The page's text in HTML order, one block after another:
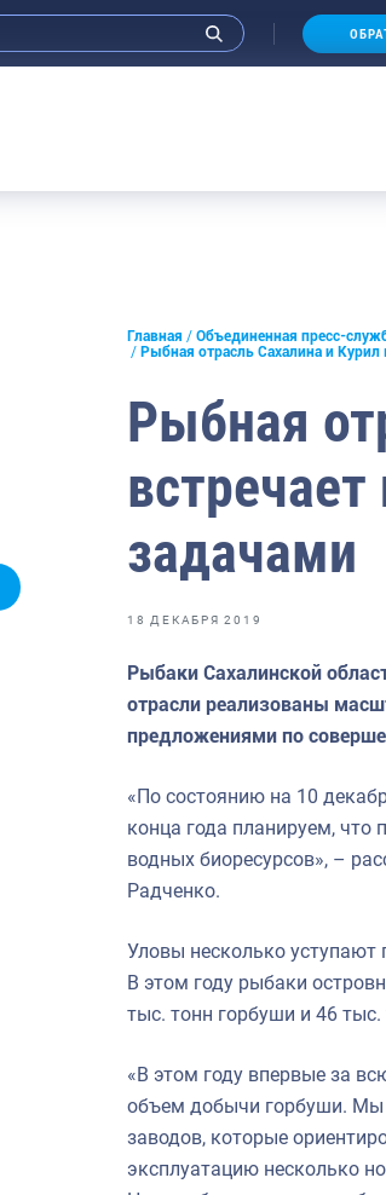
Анонсы
Выставки и конференции
Рыбоохрана России
Отрасль в цифрах
Инфографика
Большая африканская экспедиция
Укрепление духовно-нравственных
Главная Объединенная пресс-
Рыбная отрасль Сахалина и
Рыбная
задачами
18 ДЕКАБРЯ 2019
Рыбаки Сахалинской
отрасли реализованы
предложениями по
«По состоянию на 10
конца года планируем, что
водных биоресурсов», –
Радченко.
Уловы несколько уступают
В этом году рыбаки
тыс. тонн горбуши и 46 тыс.
«В этом году впервые за
объем добычи горбуши. Мы
заводов, которые
эксплуатацию несколько